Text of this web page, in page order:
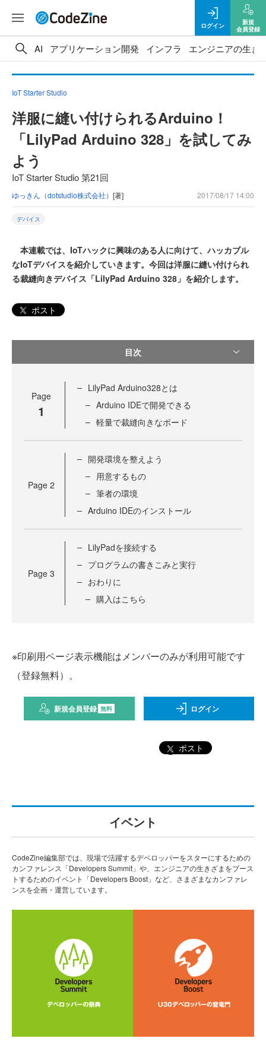
ログイン
新規
会員登録
AI アプリケーション開発 インフラ エンジニアの生き
IoT Starter Studio
洋服に縫い付けられるArduino！
「LilyPad Arduino 328」を試してみ
よう
IoT Starter Studio 第21回
ゆっきん（dotstudio株式会社） [著] 2017/08/17 14:00
デバイス
本連載では、IoTハックに興味のある人に向けて、ハッカブル
なIoTデバイスを紹介していきます。今回は洋服に縫い付けられ
る裁縫向きデバイス「LilyPad Arduino 328」を紹介します。
ポスト
目次
Page
1
LilyPad Arduino328とは
Arduino IDEで開発できる
軽量で裁縫向きなボード
Page 2
開発環境を整えよう
用意するもの
筆者の環境
Arduino IDEのインストール
Page 3
LilyPadを接続する
プログラムの書きこみと実行
おわりに
購入はこちら
※印刷用ページ表示機能はメンバーのみが利用可能です
（登録無料）。
新規会員登録 無料 ログイン
ポスト
イベント
CodeZine編集部では、現場で活躍するデベロッパーをスターにするための
カンファレンス「Developers Summit」や、エンジニアの生きざまをブース
トするためのイベント「Developers Boost」など、さまざまなカンファレ
ンスを企画・運営しています。